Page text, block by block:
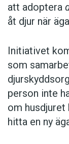
att adoptera
åt djur när
Initiativet
som
person inte
om
hitta en ny